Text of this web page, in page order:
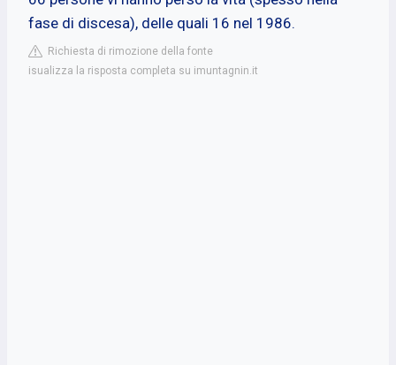
fase di discesa), delle quali 16 nel 1986.
Richiesta di rimozione della fonte
isualizza la risposta completa su imuntagnin.it